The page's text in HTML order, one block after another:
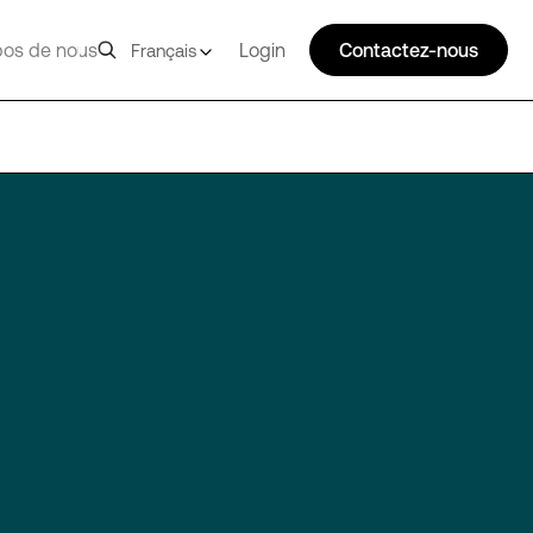
de nous Français Login Contactez-nous
SYD11